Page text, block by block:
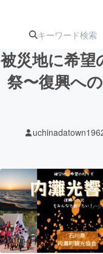
注
テクノロ
映像・映画
被災地に希
祭〜復興へ